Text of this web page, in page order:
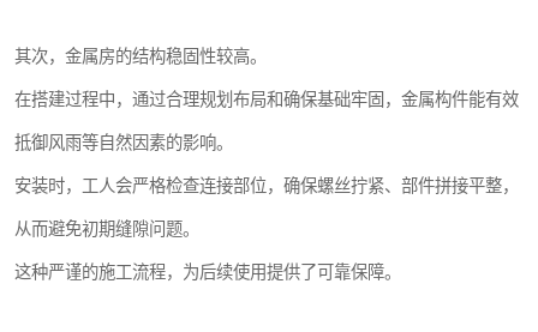
其次，金属房的结构稳固性较高。
在搭建过程中，通过合理规划布局和确保基础牢固，金属构件能有效
抵御风雨等自然因素的影响。
安装时，工人会严格检查连接部位，确保螺丝拧紧、部件拼接平整，
从而避免初期缝隙问题。
这种严谨的施工流程，为后续使用提供了可靠保障。